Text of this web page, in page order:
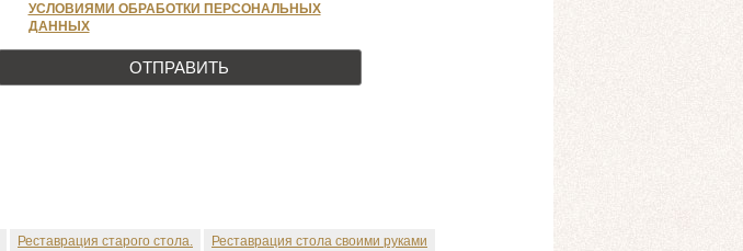
УСЛОВИЯМИ ОБРАБОТКИ ПЕРСОНАЛЬНЫХ
ДАННЫХ
Реставрация старого стола.
Реставрация стола своими руками